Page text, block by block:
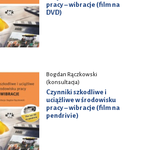
pracy – wibracje (film na
DVD)
Bogdan Rączkowski
(konsultacja)
Czynniki szkodliwe i
uciążliwe w środowisku
pracy – wibracje (film na
pendrivie)